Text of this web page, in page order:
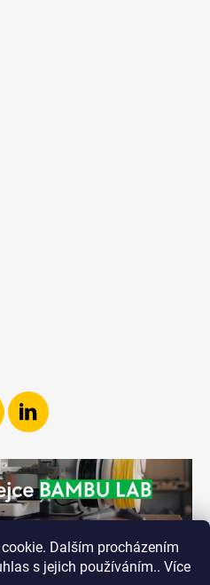
Dalším procházením
s jejich používáním.. Více